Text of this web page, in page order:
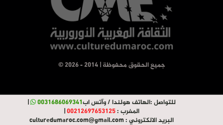
© جميع الحقوق محفوظة | 2014 - 2026
للتواصل :الهاتف هولندا / وآتس اب0031686069341
|
المغرب :00212697653125
|
البريد الالكتروني :culturedumaroc.com@gmail.com